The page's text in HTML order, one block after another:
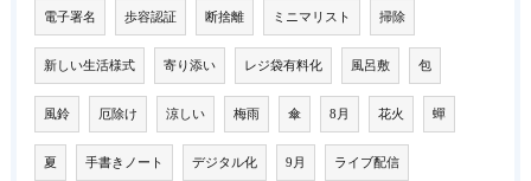
電子署名 歩容認証 断捨離 ミニマリスト 掃除
新しい生活様式 寄り添い レジ袋有料化 風呂敷 包
風鈴 厄除け 涼しい 梅雨 傘 8月 花火 蟬
夏 手書きノート デジタル化 9月 ライブ配信